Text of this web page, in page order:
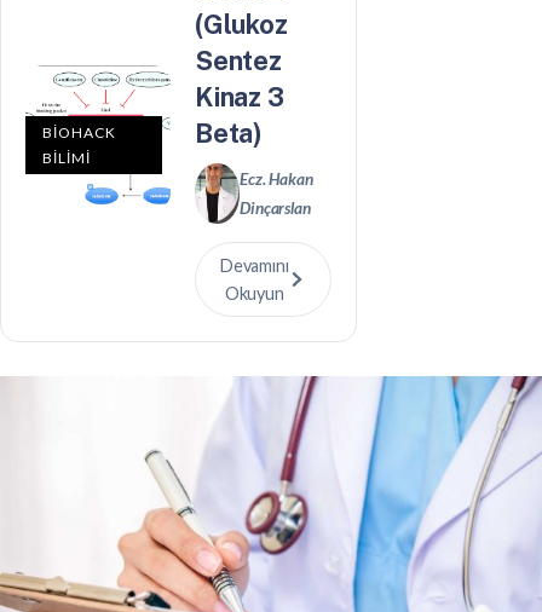
BİOHACK
BİLİMİ
(Glukoz
Sentez
Kinaz 3
Beta)
Ecz. Hakan
Dinçarslan
Devamını
Okuyun